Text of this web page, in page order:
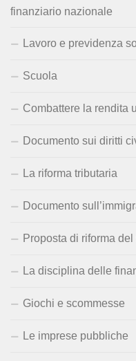
finanziario nazionale
Lavoro e previdenza
Scuola
Combattere la rendita
Documento sui diritti
La riforma tributaria
Documento
Proposta di riforma
La disciplina delle
Giochi e scommesse
Le imprese pubbliche